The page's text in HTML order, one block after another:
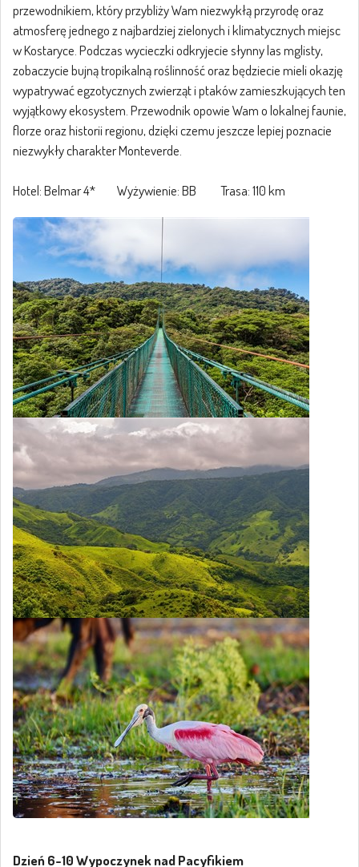
przewodnikiem, który przybliży Wam niezwykłą przyrodę oraz
atmosferę jednego z najbardziej zielonych i klimatycznych miejsc
w Kostaryce. Podczas wycieczki odkryjecie słynny las mglisty,
zobaczycie bujną tropikalną roślinność oraz będziecie mieli okazję
wypatrywać egzotycznych zwierząt i ptaków zamieszkujących ten
wyjątkowy ekosystem. Przewodnik opowie Wam o lokalnej faunie,
florze oraz historii regionu, dzięki czemu jeszcze lepiej poznacie
niezwykły charakter Monteverde.
Hotel: Belmar 4* Wyżywienie: BB Trasa: 110 km
Dzień 6-10 Wypoczynek nad Pacyfikiem